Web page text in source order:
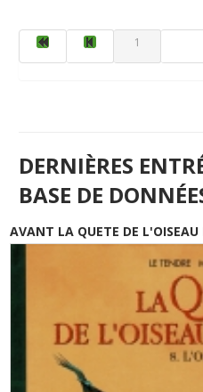
1
DERNIÈRES
BASE DE
AVANT LA QUETE DE